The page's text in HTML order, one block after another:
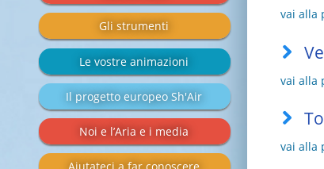
vai alla
vai alla
vai alla
Gli strumenti
Le vostre animazioni
Il progetto europeo Sh'Air
Noi e l’Aria e i media